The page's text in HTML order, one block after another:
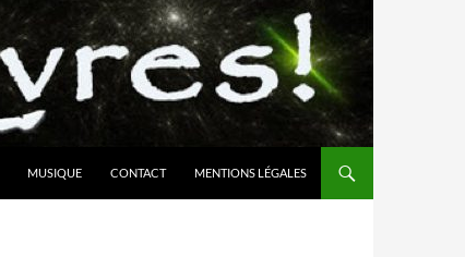
MUSIQUE CONTACT MENTIONS LÉGALES